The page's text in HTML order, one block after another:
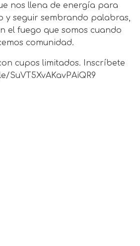
nos llena de energía para
y seguir sembrando palabras,
el fuego que somos cuando
comunidad.
cupos limitados. Inscríbete